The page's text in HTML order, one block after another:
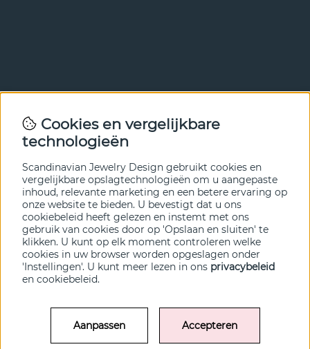
Met onze nieuwsbrief ben je als eerste op de hoogte van
nieuws en aanbiedingen. Meld je hieronder aan.
VERZENDEN
© SCANDINAVIAN JEWELRY DESIGN / SJD of Sweden AB 2022
Cookies en vergelijkbare
technologieën
Scandinavian Jewelry Design gebruikt cookies en
vergelijkbare opslagtechnologieën om u aangepaste
inhoud, relevante marketing en een betere ervaring op
onze website te bieden. U bevestigt dat u ons
cookiebeleid heeft gelezen en instemt met ons
gebruik van cookies door op 'Opslaan en sluiten' te
klikken. U kunt op elk moment controleren welke
cookies in uw browser worden opgeslagen onder
'Instellingen'. U kunt meer lezen in ons privacybeleid
en cookiebeleid.
Aanpassen Accepteren